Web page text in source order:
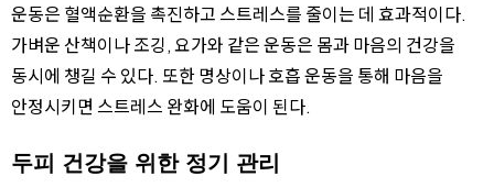
운동은 혈액순환을 촉진하고 스트레스를 줄이는 데 효과적이다.
가벼운 산책이나 조깅, 요가와 같은 운동은 몸과 마음의 건강을
동시에 챙길 수 있다. 또한 명상이나 호흡 운동을 통해 마음을
안정시키면 스트레스 완화에 도움이 된다.
두피 건강을 위한 정기 관리